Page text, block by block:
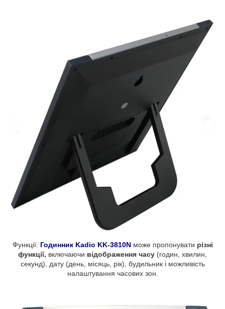
Функції: Годинник Kadio KK-3810Nможе пропонувати різні
функції, включаючи відображення часу (годин, хвилин,
секунд), дату (день, місяць, рік), будильник і можливість
налаштування часових зон.